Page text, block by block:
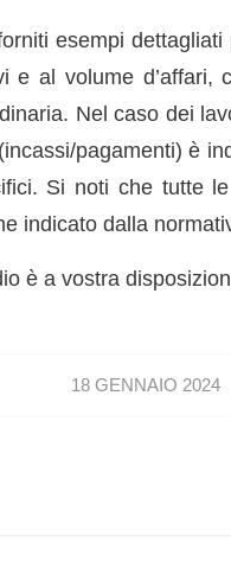
esempi
e al volume d’affari,
Nel caso dei
pagamenti) è
Si noti che tutte
indicato dalla
è a vostra
18 GENNAIO 2024
/